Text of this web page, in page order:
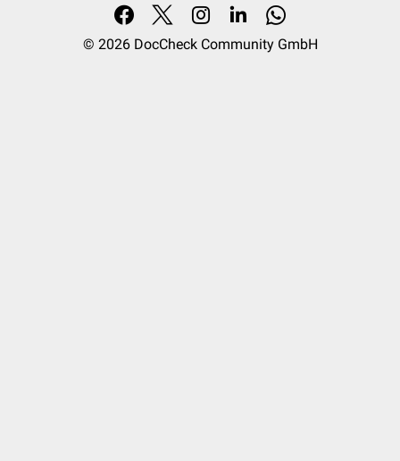
© 2026 DocCheck Community GmbH